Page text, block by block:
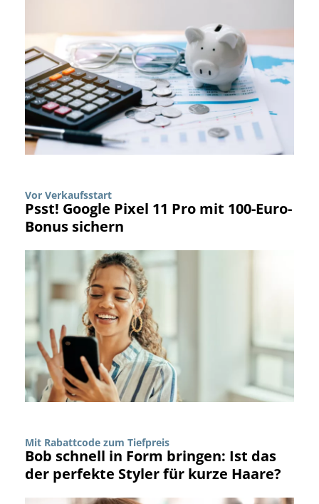
Vor Verkaufsstart
Psst! Google Pixel 11 Pro mit 100-Euro-
Bonus sichern
Mit Rabattcode zum Tiefpreis
Bob schnell in Form bringen: Ist das
der perfekte Styler für kurze Haare?